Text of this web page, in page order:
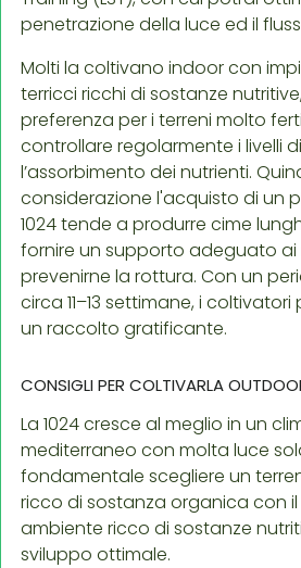
penetrazione della luce ed il
Molti la coltivano indoor con
terricci ricchi di sostanze
preferenza per i terreni molto
controllare regolarmente i livelli
l’assorbimento dei nutrienti.
considerazione l'acquisto di un
1024 tende a produrre cime
fornire un supporto adeguato ai
prevenirne la rottura. Con un
circa 11–13 settimane, i
un raccolto gratificante.
CONSIGLI PER COLTIVARLA
La 1024 cresce al meglio in un
mediterraneo con molta luce
fondamentale scegliere un
ricco di sostanza organica con
ambiente ricco di sostanze
sviluppo ottimale.